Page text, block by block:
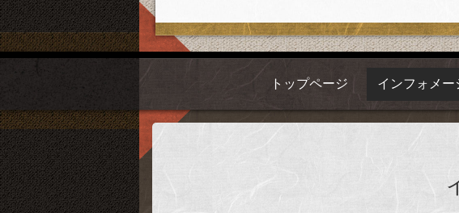
トップページ インフォメー